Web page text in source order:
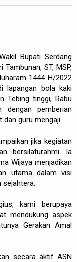
Wakil Bupati Serdang
Tambunan, ST, MSP,
1444 H/2022
lapangan bola kaki
Tebing tinggi, Rabu
dengan pemberian
dan guru mengaji.
jika kegiatan
bersilaturahmi. Ia
Wijaya menjadikan
utama dalam visi
sejahtera.
kami berupaya
mendukung aspek
Gerakan Amal
secara aktif ASN